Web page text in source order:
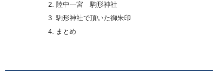
陸中一宮 駒形神社
駒形神社で頂いた御朱印
まとめ